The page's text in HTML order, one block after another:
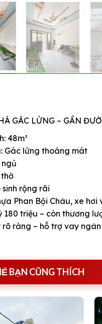
GÁC LỬNG – GẦN
48m²
Gác lửng thoáng mát
ngủ
thờ
sinh rộng rãi
Phan Bội Châu, xe
180 triệu – còn thương
rõ ràng – hỗ trợ vay
BẠN CŨNG THÍCH